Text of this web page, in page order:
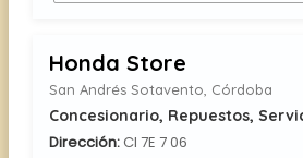
Honda Store
San Andrés Sotavento, Córdoba
Concesionario, Repuestos,
Dirección:Cl 7E 7 06